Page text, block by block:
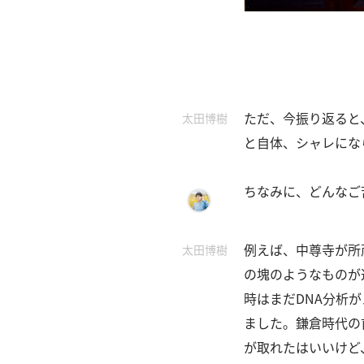
太田博樹
ただ、今振り返る
と自体、シャレに
ちなみに、どんな
太田博樹
例えば、中尊寺が
の塊のようなもの
時はまだDNA分析
ました。鎌倉時代
が取れたはいいけ